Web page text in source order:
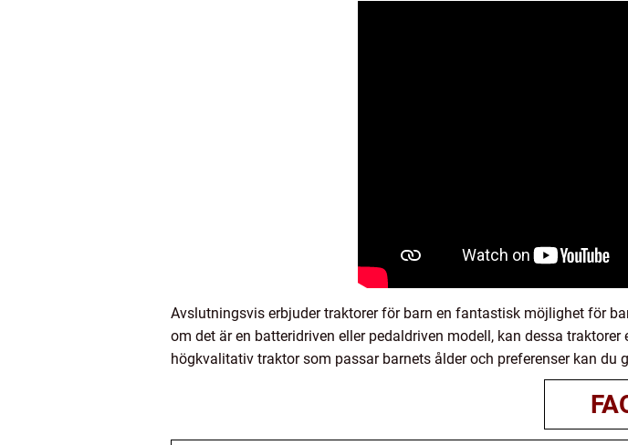
Avslutningsvis erbjuder traktorer för barn en fantastisk möjlighet för
om det är en batteridriven eller pedaldriven modell, kan dessa
högkvalitativ traktor som passar barnets ålder och preferenser kan du